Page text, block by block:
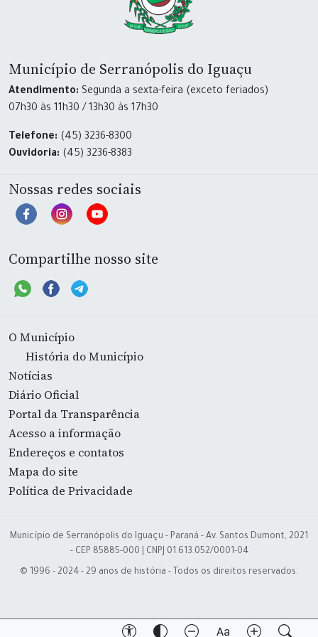
Município de Serranópolis do Iguaçu
Atendimento: Segunda a sexta-feira (exceto feriados)
07h30 às 11h30 / 13h30 às 17h30
Telefone: (45) 3236-8300
Ouvidoria: (45) 3236-8383
Nossas redes sociais
Compartilhe nosso site
O Município
História do Município
Notícias
Diário Oficial
Portal da Transparência
Acesso a informação
Endereços e contatos
Mapa do site
Política de Privacidade
Município de Serranópolis do Iguaçu - Paraná - Av. Santos Dumont, 2021
- CEP 85885-000 | CNPJ 01.613.052/0001-04
© 1996 - 2024 - 29 anos de história - Todos os direitos reservados.